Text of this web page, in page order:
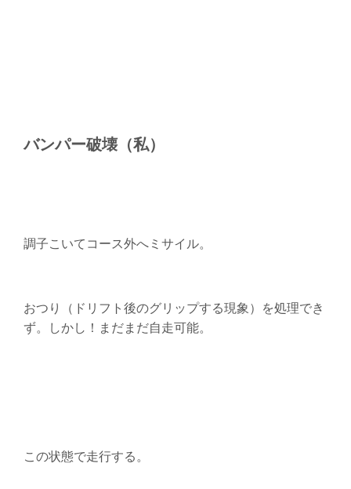
バンパー破壊（私）
調子こいてコース外へミサイル。
おつり（ドリフト後のグリップする現象）を処理でき
ず。しかし！まだまだ自走可能。
この状態で走行する。